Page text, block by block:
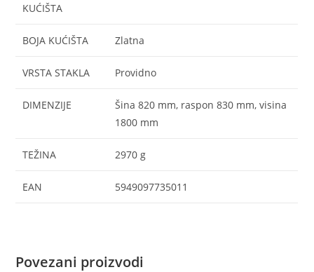
KUĆIŠTA
BOJA KUĆIŠTA Zlatna
VRSTA STAKLA Providno
DIMENZIJE
Šina 820 mm, raspon 830 mm, visina
1800 mm
TEŽINA 2970 g
EAN 5949097735011
Povezani proizvodi